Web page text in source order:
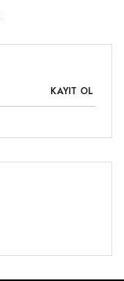
KAYIT OL